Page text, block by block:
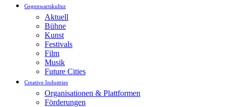
Gegenwartskultur
Aktuell
Bühne
Kunst
Festivals
Film
Musik
Future Cities
Creative Industries
Organisationen & Plattformen
Förderungen